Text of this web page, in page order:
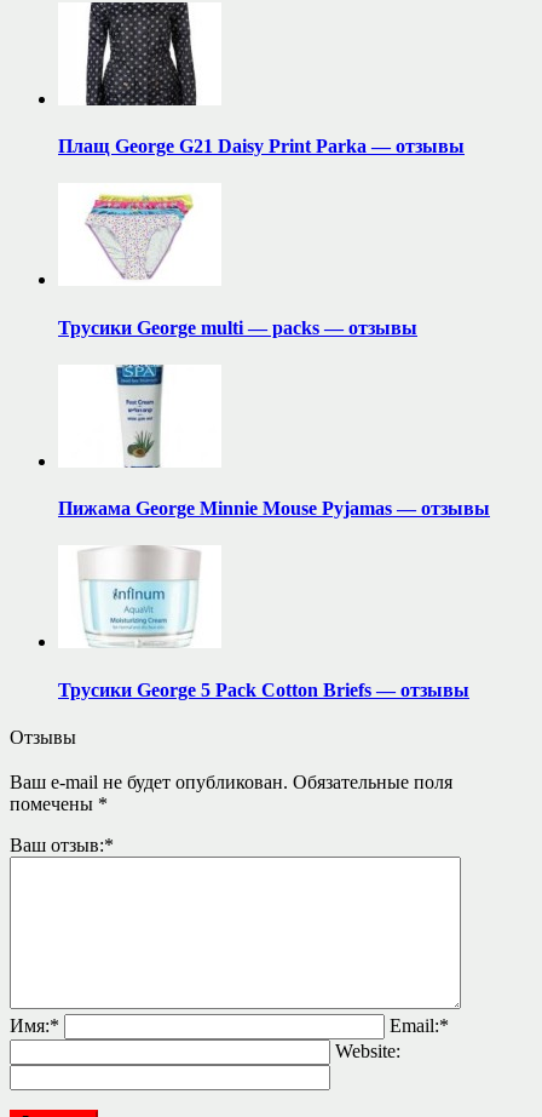
Плащ George G21 Daisy Print Parka — отзывы
Трусики George multi — packs — отзывы
Пижама George Minnie Mouse Pyjamas — отзывы
Трусики George 5 Pack Cotton Briefs — отзывы
Отзывы
Ваш e-mail не будет опубликован. Обязательные поля
помечены *
Ваш отзыв:*
Имя:* Email:*
Website: